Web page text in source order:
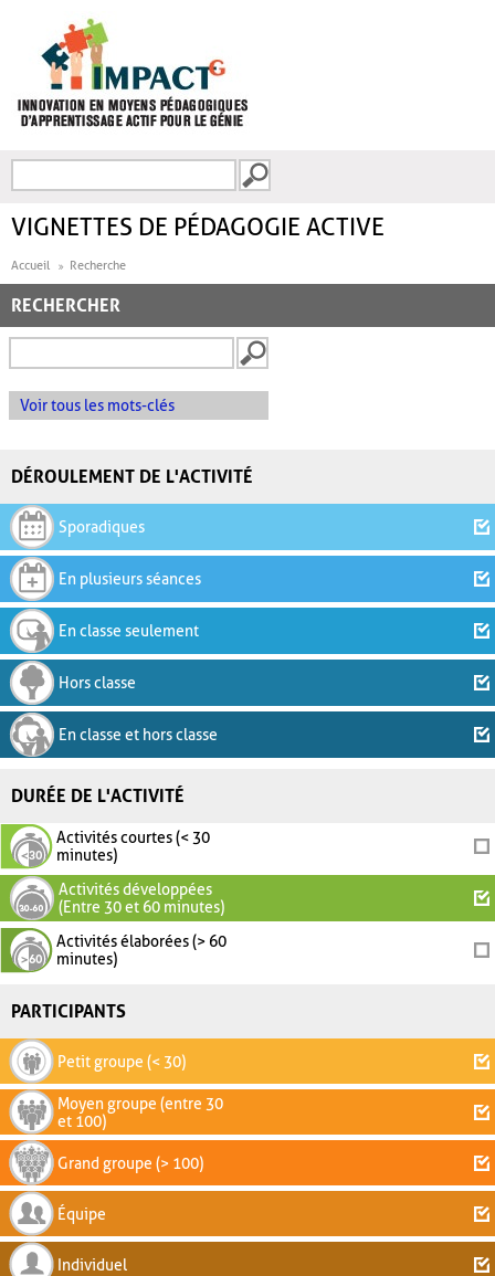
FORMULAIRE DE
VIGNETTES DE PÉDAGOGIE ACTIVE
Accueil Recherche
RECHERCHER
Voir tous les mots-clés
DÉROULEMENT DE L'ACTIVITÉ
Sporadiques
En plusieurs séances
En classe seulement
Hors classe
En classe et hors classe
DURÉE DE L'ACTIVITÉ
Activités courtes (< 30
minutes)
Activités développées
(Entre 30 et 60 minutes)
Activités élaborées (> 60
minutes)
PARTICIPANTS
Petit groupe (< 30)
Moyen groupe (entre 30
et 100)
Grand groupe (> 100)
Équipe
Individuel